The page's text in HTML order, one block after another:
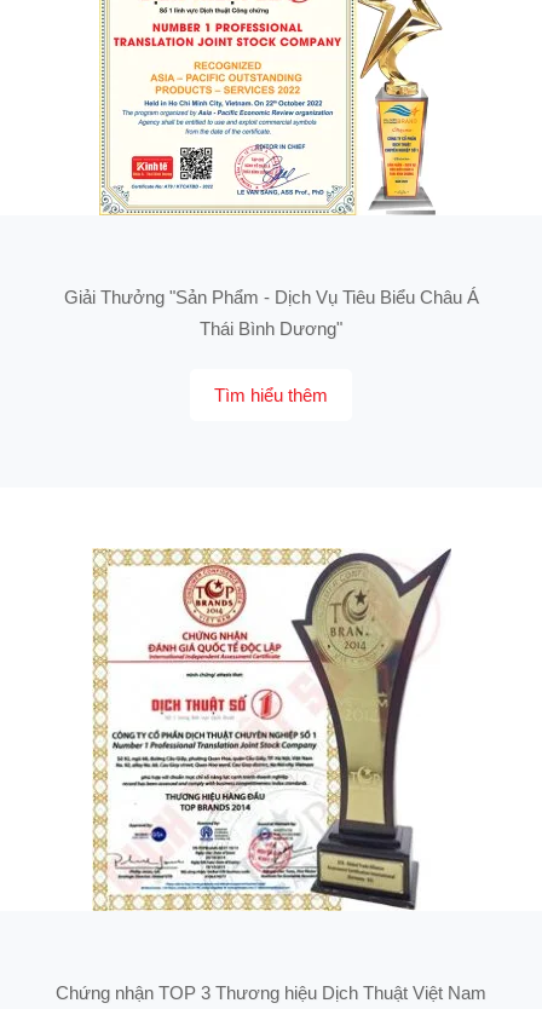
Giải Thưởng "Sản Phẩm - Dịch Vụ Tiêu Biểu Châu Á
Thái Bình Dương"
Tìm hiểu thêm
Chứng nhận TOP 3 Thương hiệu Dịch Thuật Việt Nam